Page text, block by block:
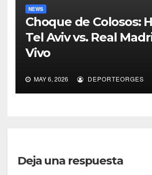
NEWS
Choque de Colosos:
Tel Aviv vs. Real
Vivo
MAY 6, 2026 DEPORTEORGES
Deja una respuesta